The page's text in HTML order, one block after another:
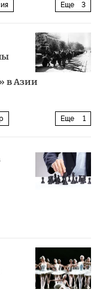
Еще 3
в Азии
Еще 1